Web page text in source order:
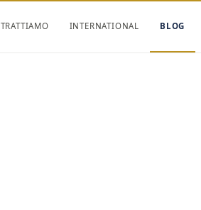
INTERNATIONAL BLOG